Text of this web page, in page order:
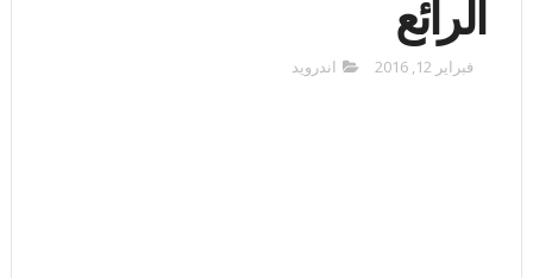
الرائع
فبراير 12, 2016 اندرويد